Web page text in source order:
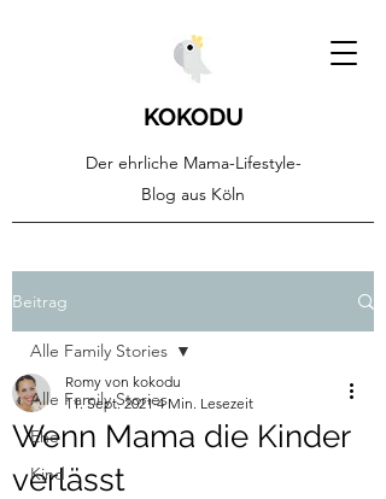
KOKODU
Der ehrliche Mama-Lifestyle-
Blog aus Köln
Beitrag
Alle Family Stories
Ehe
Kind
Alle Family Stories
Wenn Mama die Kinder
verlässt
Romy von kokodu
11. Sept. 2021 4 Min. Lesezeit